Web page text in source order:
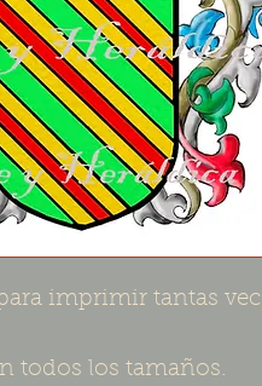
imprimir tantas
todos los tamaños.